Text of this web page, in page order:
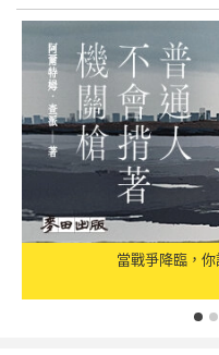
當戰爭降臨，